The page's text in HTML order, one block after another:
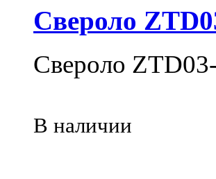
Свероло
Свероло
В наличии